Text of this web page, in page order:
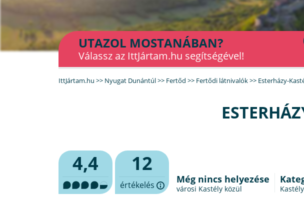
UTAZOL MOSTANÁBAN?
Válassz az IttJártam.hu segítségével!
IttJártam.hu >> Nyugat Dunántúl>> Fertőd >> Fertődi látnivalók>> Esterházy-
4,4 12
értékelés Még nincs helyezése
városi Kastély közül Kastély